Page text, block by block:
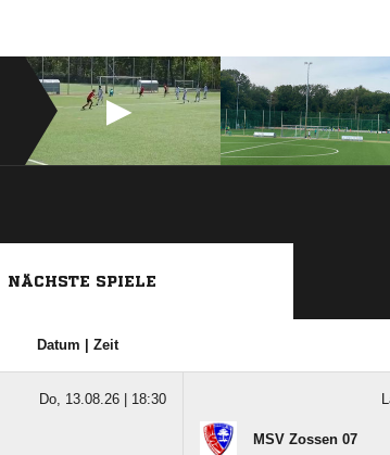
NÄCHSTE SPIELE
Datum | Zeit
Do, 13.08.26 | 18:30
MSV Zossen 07